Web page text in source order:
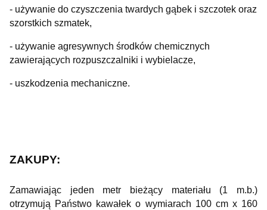
- używanie do czyszczenia twardych gąbek i szczotek oraz
szorstkich szmatek,
- używanie agresywnych środków chemicznych
zawierających rozpuszczalniki i wybielacze,
- uszkodzenia mechaniczne.
ZAKUPY:
Zamawiając jeden metr bieżący materiału (1 m.b.)
otrzymują Państwo kawałek o wymiarach 100 cm x 160